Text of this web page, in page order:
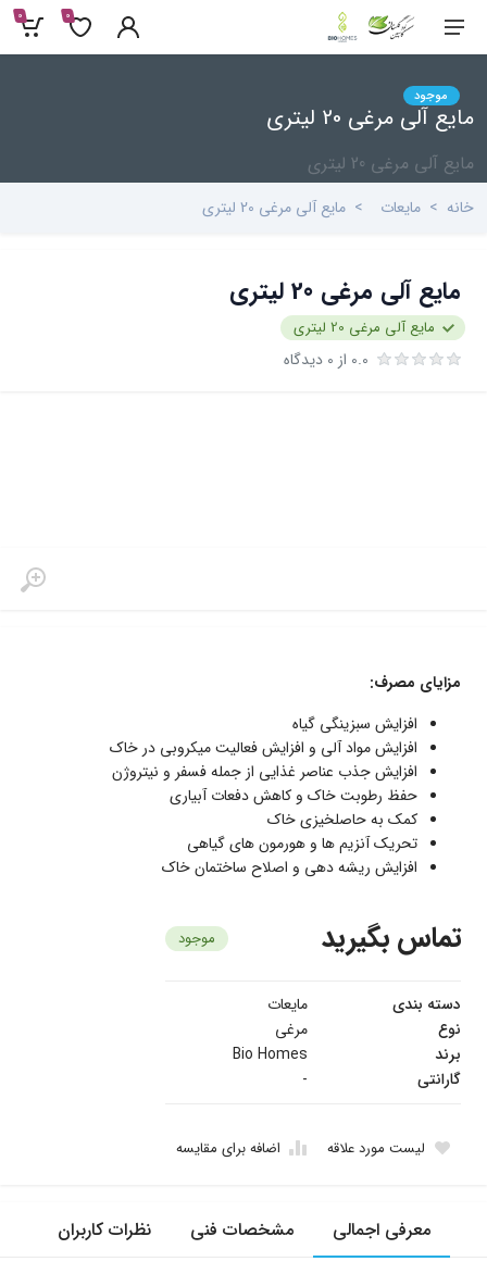
0
0
مایع آلی مرغی 20 لیتری
مایع آلی مرغی 20 لیتری
خانه مایعات مایع آلی مرغی 20 لیتری
مایع آلی مرغی 20 لیتری
0.0 از 0 دیدگاه
مایع آلی مرغی 20 لیتری
مزایای مصرف:
افزایش سبزینگی گیاه
افزایش مواد آلی و افزایش فعالیت میکروبی در خاک
افزایش جذب عناصر غذایی از جمله فسفر و نیتروژن
حفظ رطوبت خاک و کاهش دفعات آبیاری
کمک به حاصلخیزی خاک
تحریک آنزیم ها و هورمون های گیاهی
افزایش ریشه دهی و اصلاح ساختمان خاک
موجود
تماس بگیرید موجود
دسته بندی
مایعات
نوع
مرغی
برند
Bio Homes
گارانتی
-
لیست مورد علاقه اضافه برای مقایسه
معرفی اجمالی مشخصات فنی نظرات کاربران